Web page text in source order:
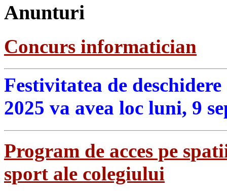
Anunturi
Concurs informatician
Festivitatea de
2025 va avea loc luni, 9
Program de acces pe
sport ale colegiului